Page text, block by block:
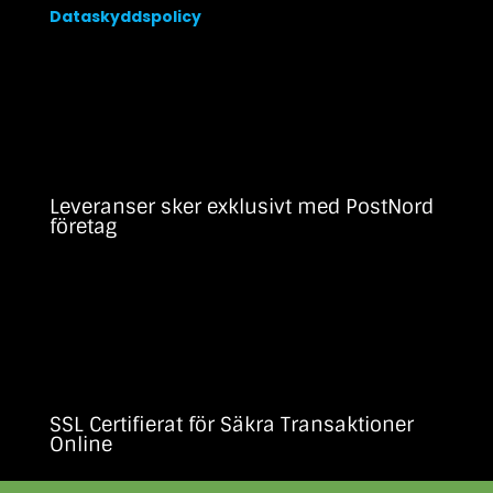
Dataskyddspolicy
Leveranser sker exklusivt med PostNord
företag
SSL Certifierat för Säkra Transaktioner
Online